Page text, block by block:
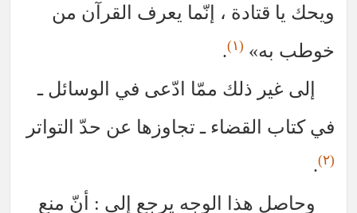
، إنّما يعرف القرآن من
(١)
.
ذلك ممّا ادّعى في الوسائل ـ
ـ تجاوزها عن حدّ التواتر
هذا الوجه يرجع إلى : أنّ منع